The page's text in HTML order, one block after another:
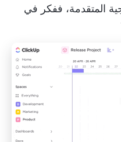
المتقدمة، ففكر في